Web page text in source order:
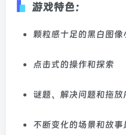
游戏特色：
颗粒感十足的黑白图像
点击式的操作和探索
谜题、解决问题和拖
不断变化的场景和故